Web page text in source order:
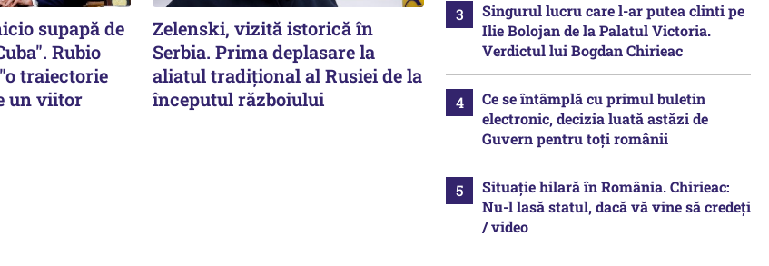
supapă de
Rubio
traiectorie
un viitor
Zelenski, vizită istorică în
Serbia. Prima deplasare la
aliatul tradițional al Rusiei de la
începutul războiului
Singurul lucru care l-ar putea clinti pe
Ilie Bolojan de la Palatul Victoria.
Verdictul lui Bogdan Chirieac
Ce se întâmplă cu primul buletin
electronic, decizia luată astăzi de
Guvern pentru toți românii
Situație hilară în România. Chirieac:
Nu-l lasă statul, dacă vă vine să credeți
/ video